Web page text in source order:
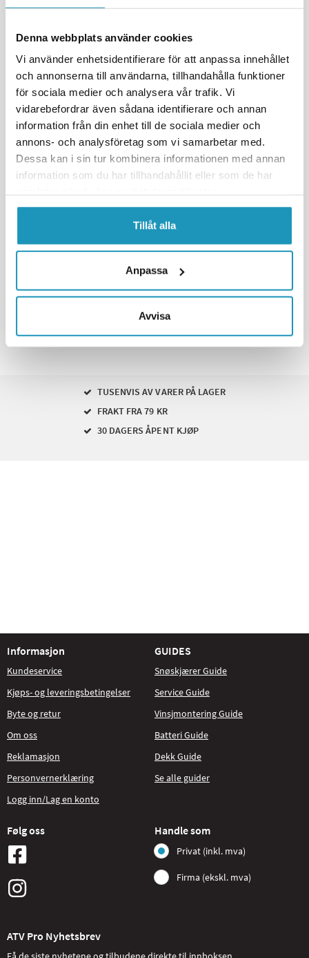
Denna webbplats använder cookies
Vi använder enhetsidentifierare för att anpassa innehållet
och annonserna till användarna, tillhandahålla funktioner
för sociala medier och analysera vår trafik. Vi
vidarebefordrar även sådana identifierare och annan
information från din enhet till de sociala medier och
annons- och analysföretag som vi samarbetar med.
Dessa kan i sin tur kombinera informationen med annan
information som du har tillhandahållit eller som de har
Tillåt alla
Anpassa
Avvisa
MOTION PRO
Boltsett 6x10–6x45 / 8x16–8x50
1 236 kr (inkl. mva)
MER INFORMASJON
Viser3av3produkter
INGEN FLERE PRODUKTER
TUSENVIS AV VARER PÅ LAGER
FRAKT FRA 79 KR
30 DAGERS ÅPENT KJØP
Informasjon
Kundeservice
Kjøps- og leveringsbetingelser
Byte og retur
Om oss
Reklamasjon
Personvernerklæring
Logg inn/Lag en konto
GUIDES
Snøskjærer Guide
Service Guide
Vinsjmontering Guide
Batteri Guide
Dekk Guide
Se alle guider
Følg oss Handle som
Privat (inkl. mva)
Firma (ekskl. mva)
ATV Pro Nyhetsbrev